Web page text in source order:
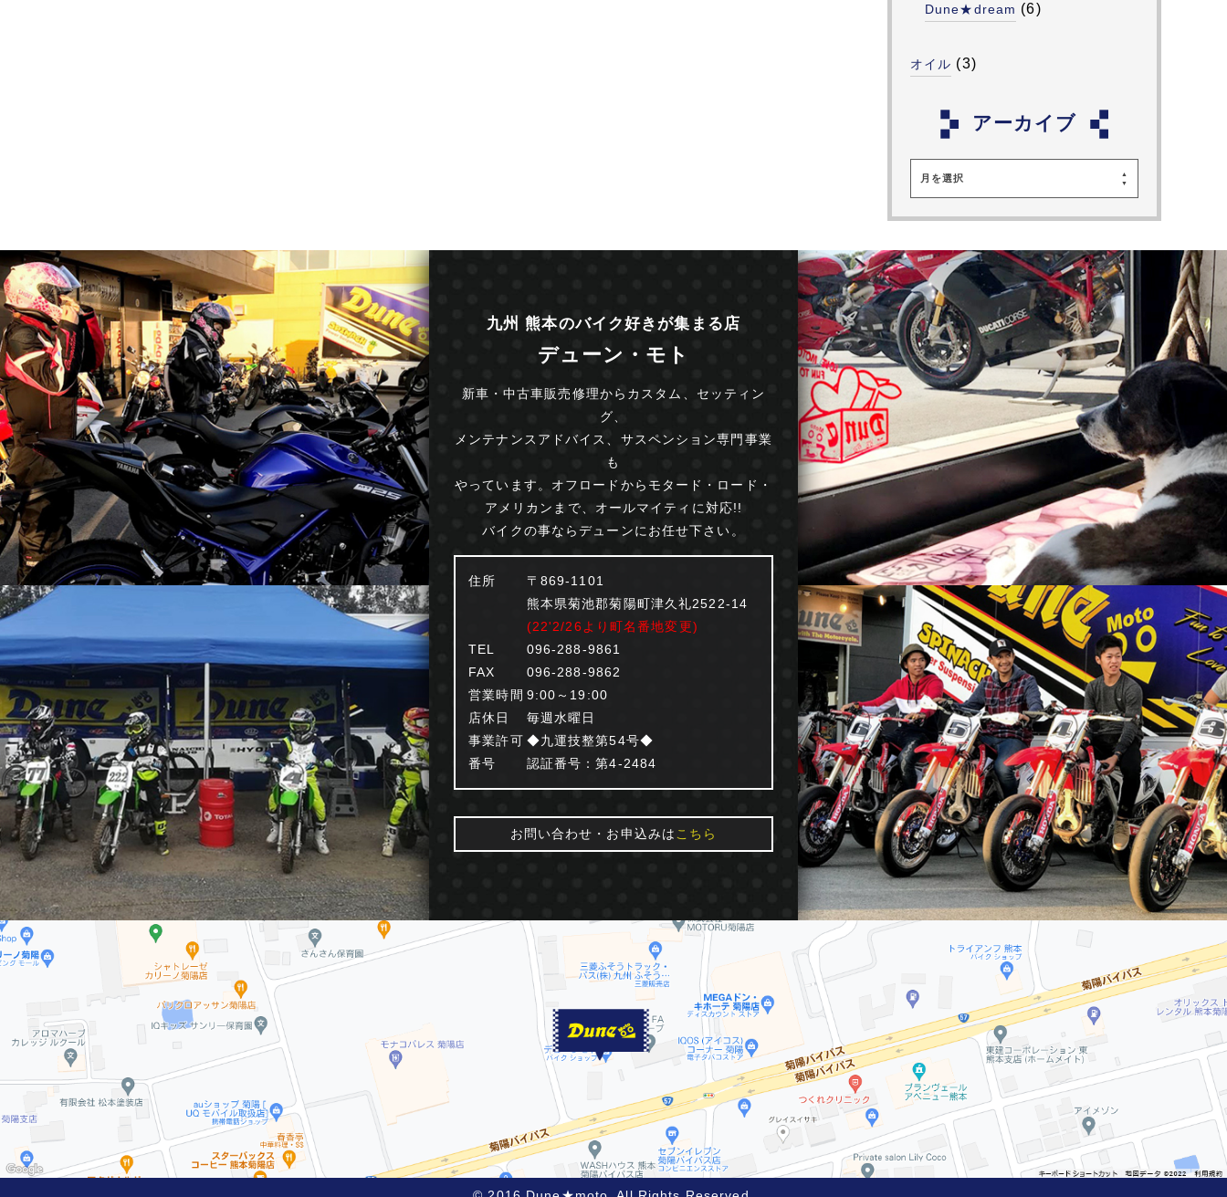
Dune★dream (6)
オイル (3)
アーカイブ
月を選択
九州 熊本のバイク好きが集まる店
デューン・モト
新車・中古車販売修理からカスタム、セッティン
グ、
メンテナンスアドバイス、サスペンション専門事業
も
やっています。オフロードからモタード・ロード・
アメリカンまで、オールマイティに対応!!
バイクの事ならデューンにお任せ下さい。
住所
〒869-1101
熊本県菊池郡菊陽町津久礼2522-14
(22'2/26より町名番地変更)
TEL
096-288-9861
FAX
096-288-9862
営業時間 9:00～19:00
店休日
毎週水曜日
事業許可
番号
◆九運技整第54号◆
認証番号：第4-2484
お問い合わせ・お申込みは こちら